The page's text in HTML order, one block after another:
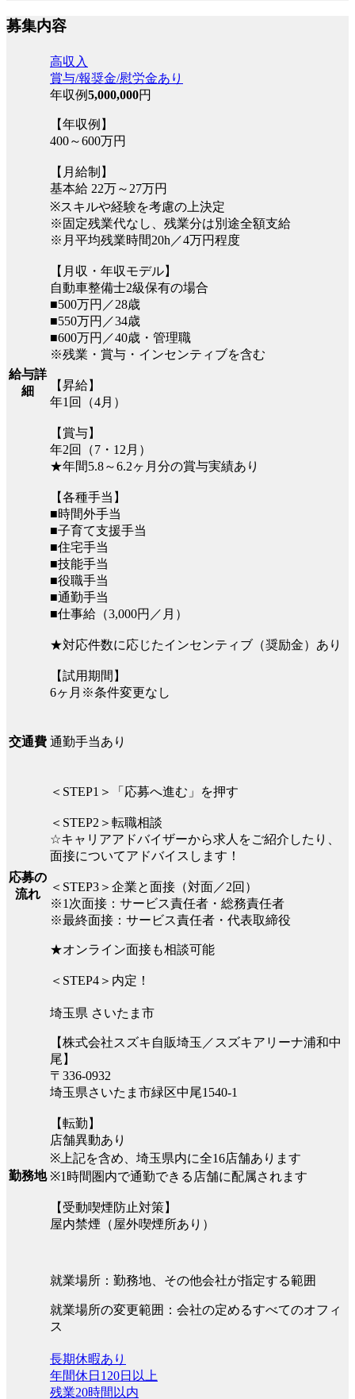
募集内容
給与詳
細
高収入
賞与/報奨金/慰労金あり
年収例5,000,000円
【年収例】
400～600万円
【月給制】
基本給 22万～27万円
※スキルや経験を考慮の上決定
※固定残業代なし、残業分は別途全額支給
※月平均残業時間20h／4万円程度
【月収・年収モデル】
自動車整備士2級保有の場合
■500万円／28歳
■550万円／34歳
■600万円／40歳・管理職
※残業・賞与・インセンティブを含む
【昇給】
年1回（4月）
【賞与】
年2回（7・12月）
★年間5.8～6.2ヶ月分の賞与実績あり
【各種手当】
■時間外手当
■子育て支援手当
■住宅手当
■技能手当
■役職手当
■通勤手当
■仕事給（3,000円／月）
★対応件数に応じたインセンティブ（奨励金）あり
【試用期間】
6ヶ月※条件変更なし
交通費 通勤手当あり
応募の
流れ
＜STEP1＞「応募へ進む」を押す
＜STEP2＞転職相談
☆キャリアアドバイザーから求人をご紹介したり、
面接についてアドバイスします！
＜STEP3＞企業と面接（対面／2回）
※1次面接：サービス責任者・総務責任者
※最終面接：サービス責任者・代表取締役
★オンライン面接も相談可能
＜STEP4＞内定！
勤務地
埼玉県 さいたま市
【株式会社スズキ自販埼玉／スズキアリーナ浦和中
尾】
〒336-0932
埼玉県さいたま市緑区中尾1540-1
【転勤】
店舗異動あり
※上記を含め、埼玉県内に全16店舗あります
※1時間圏内で通勤できる店舗に配属されます
【受動喫煙防止対策】
屋内禁煙（屋外喫煙所あり）
就業場所：勤務地、その他会社が指定する範囲
就業場所の変更範囲：会社の定めるすべてのオフィ
ス
長期休暇あり
年間休日120日以上
残業20時間以内